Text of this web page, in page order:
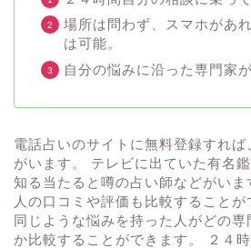
場所は問わず、スマホがあ
は可能。
自分の悩みに沿った専門家が
電話占いのサイトに無料登録すれ
がいます。 テレビに出ていた有名
知る当たると噂の占い師などがいま
人の口コミや評価も比較すること
同じような悩みを持った人がどの専
か比較することができます。 ２４